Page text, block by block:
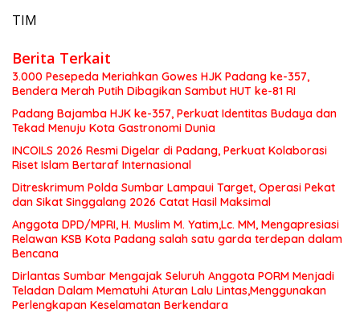
TIM
Berita Terkait
3.000 Pesepeda Meriahkan Gowes HJK Padang ke-357,
Bendera Merah Putih Dibagikan Sambut HUT ke-81 RI
Padang Bajamba HJK ke-357, Perkuat Identitas Budaya dan
Tekad Menuju Kota Gastronomi Dunia
INCOILS 2026 Resmi Digelar di Padang, Perkuat Kolaborasi
Riset Islam Bertaraf Internasional
Ditreskrimum Polda Sumbar Lampaui Target, Operasi Pekat
dan Sikat Singgalang 2026 Catat Hasil Maksimal
Anggota DPD/MPRI, H. Muslim M. Yatim,Lc. MM, Mengapresiasi
Relawan KSB Kota Padang salah satu garda terdepan dalam
Bencana
Dirlantas Sumbar Mengajak Seluruh Anggota PORM Menjadi
Teladan Dalam Mematuhi Aturan Lalu Lintas,Menggunakan
Perlengkapan Keselamatan Berkendara